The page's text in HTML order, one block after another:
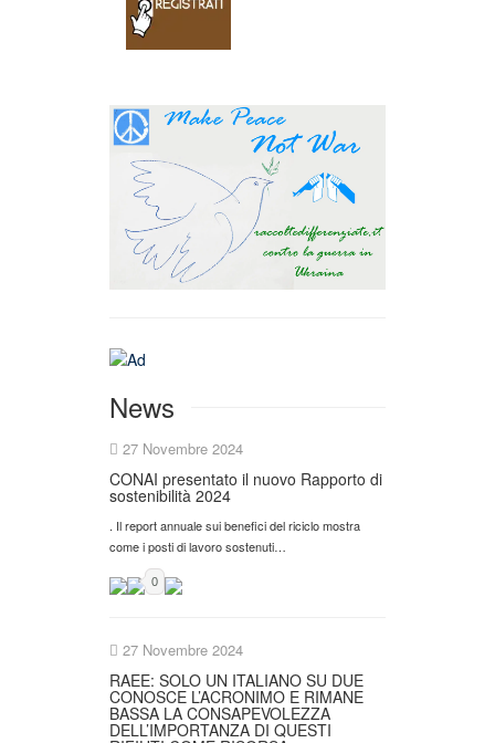
News
27 Novembre 2024
CONAI presentato il nuovo Rapporto di
sostenibilità 2024
. Il report annuale sui benefici del riciclo mostra
come i posti di lavoro sostenuti…
0
27 Novembre 2024
RAEE: SOLO UN ITALIANO SU DUE
CONOSCE L’ACRONIMO E RIMANE
BASSA LA CONSAPEVOLEZZA
DELL’IMPORTANZA DI QUESTI